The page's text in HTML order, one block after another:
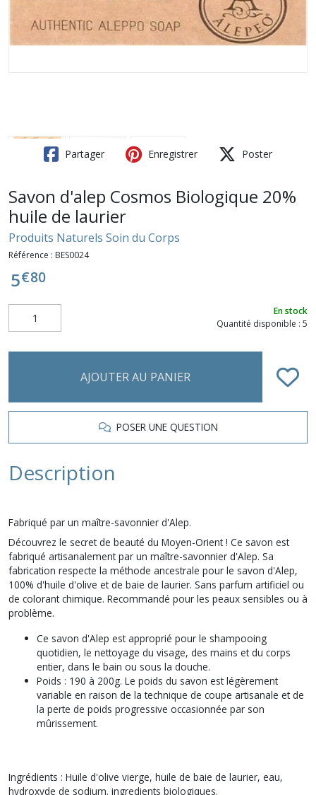
Partager Enregistrer Poster
Savon d'alep Cosmos Biologique 20%
huile de laurier
Produits Naturels Soin du Corps
Référence : BES0024
5€80
En stock
Quantité disponible : 5
AJOUTER AU PANIER
POSER UNE QUESTION
Description
Fabriqué par un maître-savonnier d'Alep.
Découvrez le secret de beauté du Moyen-Orient ! Ce savon est
fabriqué artisanalement par un maître-savonnier d'Alep. Sa
fabrication respecte la méthode ancestrale pour le savon d'Alep,
100% d'huile d'olive et de baie de laurier. Sans parfum artificiel ou
de colorant chimique. Recommandé pour les peaux sensibles ou à
problème.
Ce savon d'Alep est approprié pour le shampooing
quotidien, le nettoyage du visage, des mains et du corps
entier, dans le bain ou sous la douche.
Poids : 190 à 200g. Le poids du savon est légèrement
variable en raison de la technique de coupe artisanale et de
la perte de poids progressive occasionnée par son
mûrissement.
Ingrédients : Huile d'olive vierge, huile de baie de laurier, eau,
hydroxyde de sodium. ingredients biologiques.